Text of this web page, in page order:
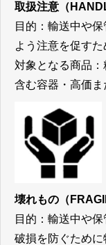
取扱注意 （
目的：輸送中や
よう注意を促すた
対象となる商品
含む容器・高価
壊れもの （
目的：輸送中や
破損を防ぐために